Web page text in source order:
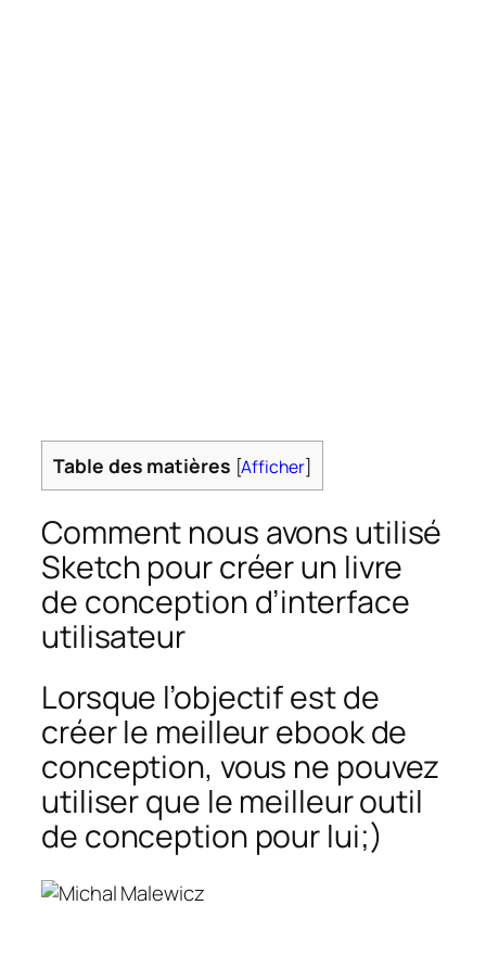
Table des matières [Afficher]
Comment nous avons utilisé
Sketch pour créer un livre
de conception d’interface
utilisateur
Lorsque l’objectif est de
créer le meilleur ebook de
conception, vous ne pouvez
utiliser que le meilleur outil
de conception pour lui;)